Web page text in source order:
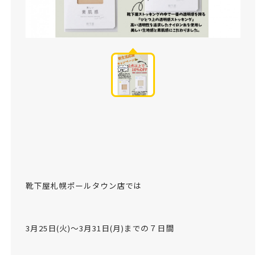
靴下屋札幌ポールタウン店では
3月25日(火)〜3月31日(月)までの７日間